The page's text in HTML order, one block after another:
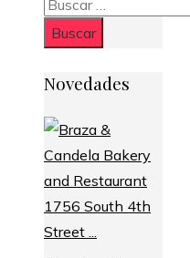
Buscar:
Novedades